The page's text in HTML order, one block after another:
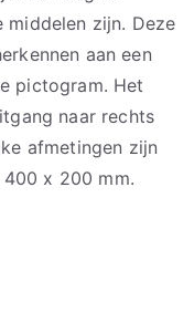
middelen zijn. Deze
aan een
pictogram. Het
naar rechts
afmetingen zijn
x 200 mm.